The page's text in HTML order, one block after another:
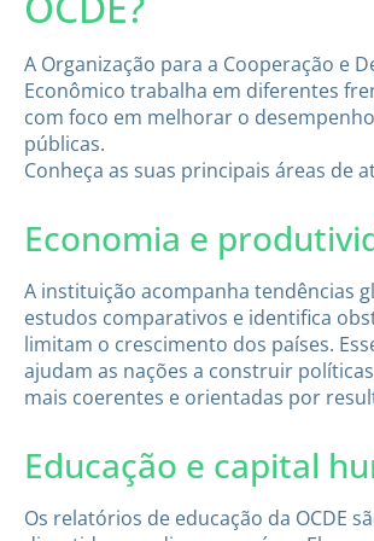
A Organização para a Cooperação e
Econômico trabalha em diferentes
com foco em melhorar o
públicas.
Conheça as suas principais áreas de
Economia e
A instituição acompanha tendências
estudos comparativos e identifica
limitam o crescimento dos países.
ajudam as nações a construir
mais coerentes e orientadas por
Educação e capital
Os relatórios de educação da OCDE